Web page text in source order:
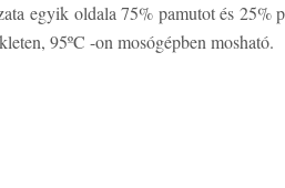
egyik oldala 75% pamutot és 25%
95ºC -on mosógépben mosható.